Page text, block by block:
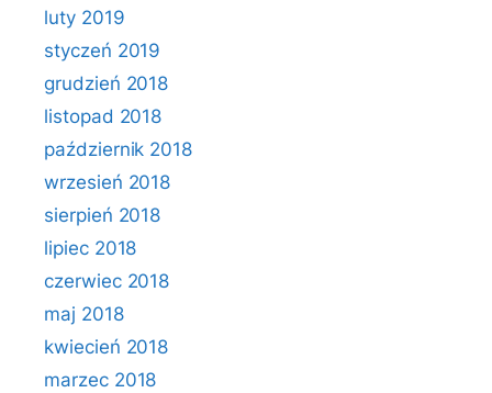
luty 2019
styczeń 2019
grudzień 2018
listopad 2018
październik 2018
wrzesień 2018
sierpień 2018
lipiec 2018
czerwiec 2018
maj 2018
kwiecień 2018
marzec 2018